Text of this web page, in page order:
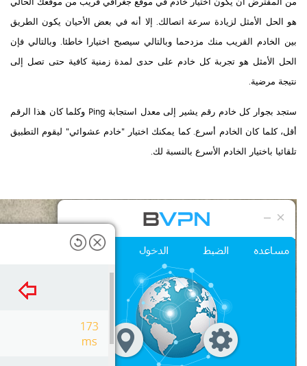
هو الحل الأمثل لزيادة سرعة اتصالك. إلا أنه في بعض الأحيان يكون الطريق
بين الخادم القريب منك مزدحما وبالتالي سيصبح اختيارا خاطئا. وبالتالي فإن
الحل الأمثل هو تجربة كل خادم على حدى لمدة زمنية كافية حتى تصل إلى
نتيجة مرضية.
ستجد بجوار كل خادم رقم يشير إلى معدل استجابة Ping وكلما كان هذا الرقم
أقل، كلما كان الخادم أسرع. كما يمكنك اختيار "خادم عشوائي" ليقوم التطبيق
تلقائيا باختيار الخادم الأسرع بالنسبة لك.